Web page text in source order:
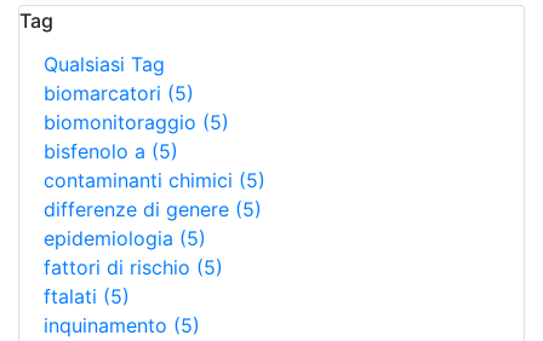
Tag
Qualsiasi Tag
biomarcatori (5)
biomonitoraggio (5)
bisfenolo a (5)
contaminanti chimici (5)
differenze di genere (5)
epidemiologia (5)
fattori di rischio (5)
ftalati (5)
inquinamento (5)